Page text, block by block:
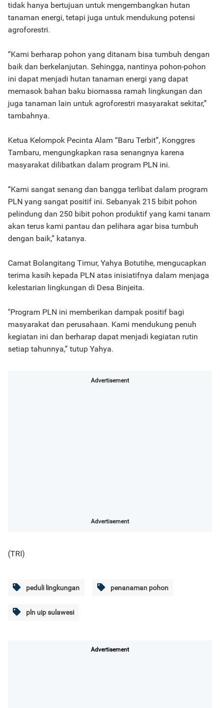
tidak hanya bertujuan untuk mengembangkan hutan
tanaman energi, tetapi juga untuk mendukung potensi
agroforestri.
“Kami berharap pohon yang ditanam bisa tumbuh dengan
baik dan berkelanjutan. Sehingga, nantinya pohon-pohon
ini dapat menjadi hutan tanaman energi yang dapat
memasok bahan baku biomassa ramah lingkungan dan
juga tanaman lain untuk agroforestri masyarakat sekitar,”
tambahnya.
Ketua Kelompok Pecinta Alam “Baru Terbit”, Konggres
Tambaru, mengungkapkan rasa senangnya karena
masyarakat dilibatkan dalam program PLN ini.
“Kami sangat senang dan bangga terlibat dalam program
PLN yang sangat positif ini. Sebanyak 215 bibit pohon
pelindung dan 250 bibit pohon produktif yang kami tanam
akan terus kami pantau dan pelihara agar bisa tumbuh
dengan baik,” katanya.
Camat Bolangitang Timur, Yahya Botutihe, mengucapkan
terima kasih kepada PLN atas inisiatifnya dalam menjaga
kelestarian lingkungan di Desa Binjeita.
"Program PLN ini memberikan dampak positif bagi
masyarakat dan perusahaan. Kami mendukung penuh
kegiatan ini dan berharap dapat menjadi kegiatan rutin
setiap tahunnya,” tutup Yahya.
Advertisement
Advertisement
(TRI)
peduli lingkungan penanaman pohon
pln uip sulawesi
Advertisement